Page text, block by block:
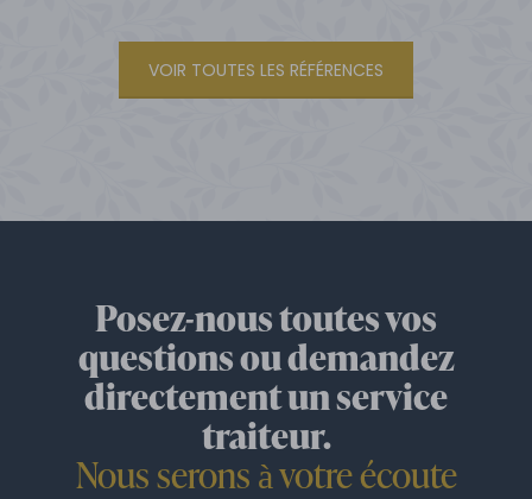
VOIR TOUTES LES RÉFÉRENCES
Posez-nous toutes vos
questions ou demandez
directement un service
traiteur.
Nous serons à votre écoute